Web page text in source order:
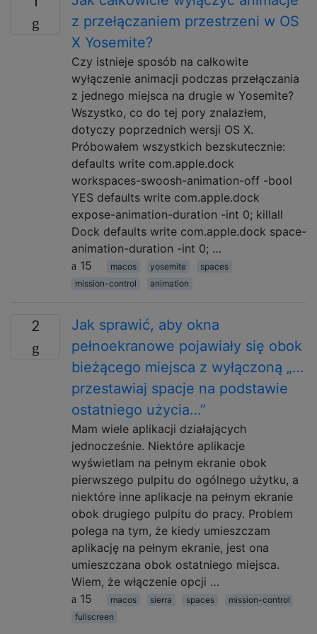
z przełączaniem przestrzeni w OS
X Yosemite?
Czy istnieje sposób na całkowite
wyłączenie animacji podczas przełączania
z jednego miejsca na drugie w Yosemite?
Wszystko, co do tej pory znalazłem,
dotyczy poprzednich wersji OS X.
Próbowałem wszystkich bezskutecznie:
defaults write com.apple.dock
workspaces-swoosh-animation-off -bool
YES defaults write com.apple.dock
expose-animation-duration -int 0; killall
Dock defaults write com.apple.dock space-
animation-duration -int 0; …
15
macos yosemite
spaces
mission-control
animation
2
Jak sprawić, aby okna
pełnoekranowe pojawiały się obok
bieżącego miejsca z wyłączoną „…
przestawiaj spacje na podstawie
ostatniego użycia…”
Mam wiele aplikacji działających
jednocześnie. Niektóre aplikacje
wyświetlam na pełnym ekranie obok
pierwszego pulpitu do ogólnego użytku, a
niektóre inne aplikacje na pełnym ekranie
obok drugiego pulpitu do pracy. Problem
polega na tym, że kiedy umieszczam
aplikację na pełnym ekranie, jest ona
umieszczana obok ostatniego miejsca.
Wiem, że włączenie opcji …
15
macos sierra spaces
mission-control
fullscreen